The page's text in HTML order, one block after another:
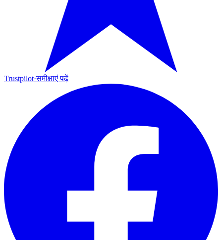
Trustpilot·समीक्षाएं पढ़ें